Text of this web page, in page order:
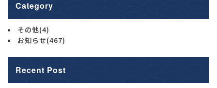
Category
その他(4)
お知らせ(467)
Recent Post